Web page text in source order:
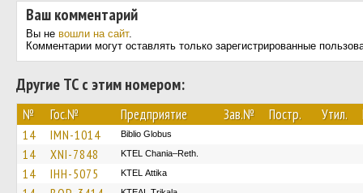
Ваш комментарий
Вы не вошли на сайт.
Комментарии могут оставлять только зарегистрированные
Другие ТС с этим номером:
№ Гос.№ Предприятие Зав.№ Постр. Утил.
14 IMN-1014 Biblio Globus
14 XNI-7848 KTEL Chania–Reth.
14 IHH-5075 KΤΕL Αttika